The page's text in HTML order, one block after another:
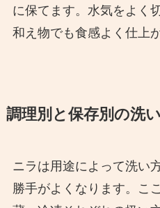
に保てます。水気をよく
和え物でも食感よく仕上
調理別と保存別の洗
ニラは用途によって洗い
勝手がよくなります。こ